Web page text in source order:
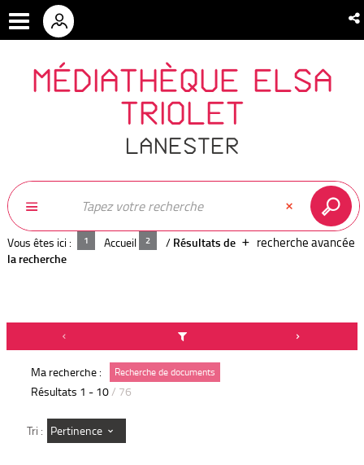
MÉDIATHÈQUE ELSA
TRIOLET
LANESTER
recherche avancée
Vous êtes ici : Accueil / Résultats de
la recherche
Ma recherche : Recherche de documents
Résultats 1 - 10/ 76
Tri : Pertinence